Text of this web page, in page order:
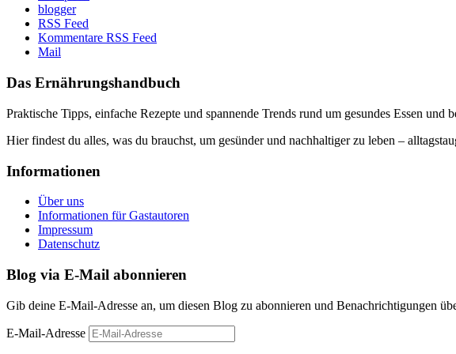
blogger
RSS Feed
Kommentare RSS Feed
Mail
Das Ernährungshandbuch
Praktische Tipps, einfache Rezepte und spannende Trends rund um gesundes Essen und
Hier findest du alles, was du brauchst, um gesünder und nachhaltiger zu leben –
Informationen
Über uns
Informationen für Gastautoren
Impressum
Datenschutz
Blog via E-Mail abonnieren
Gib deine E-Mail-Adresse an, um diesen Blog zu abonnieren und Benachrichtigungen
E-Mail-Adresse